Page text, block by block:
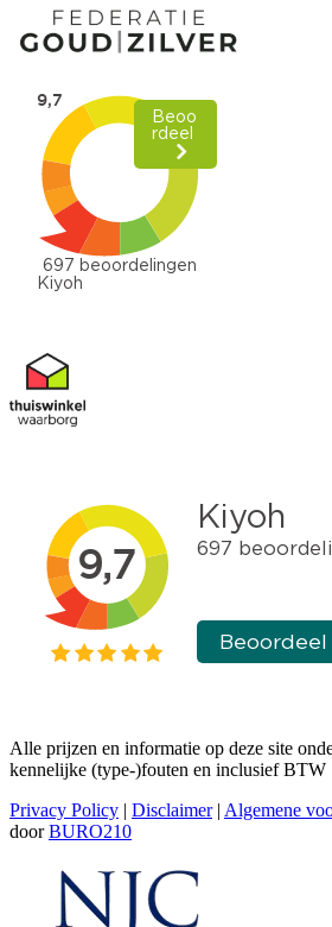
Alle prijzen en informatie op deze site
kennelijke (type-)fouten en inclusief BTW
Privacy Policy | Disclaimer| Algemene
doorBURO210